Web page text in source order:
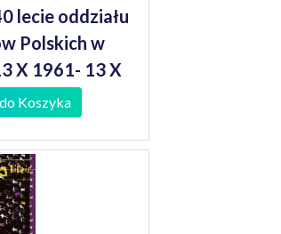
lecie oddziału
Polskich w
X 1961- 13 X
Koszyka